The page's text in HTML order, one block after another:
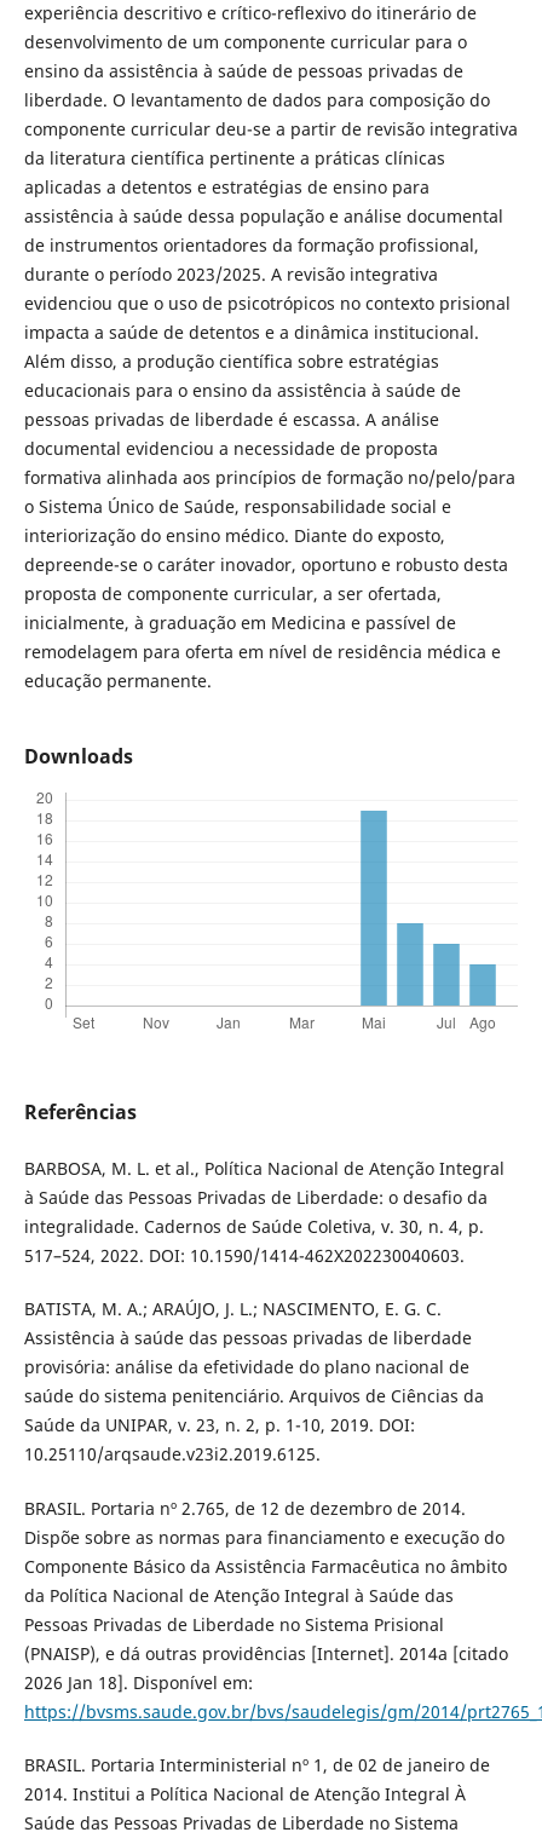
experiência descritivo e crítico-reflexivo do itinerário de
desenvolvimento de um componente curricular para o
ensino da assistência à saúde de pessoas privadas de
liberdade. O levantamento de dados para composição do
componente curricular deu-se a partir de revisão integrativa
da literatura científica pertinente a práticas clínicas
aplicadas a detentos e estratégias de ensino para
assistência à saúde dessa população e análise documental
de instrumentos orientadores da formação profissional,
durante o período 2023/2025. A revisão integrativa
evidenciou que o uso de psicotrópicos no contexto prisional
impacta a saúde de detentos e a dinâmica institucional.
Além disso, a produção científica sobre estratégias
educacionais para o ensino da assistência à saúde de
pessoas privadas de liberdade é escassa. A análise
documental evidenciou a necessidade de proposta
formativa alinhada aos princípios de formação no/pelo/para
o Sistema Único de Saúde, responsabilidade social e
interiorização do ensino médico. Diante do exposto,
depreende-se o caráter inovador, oportuno e robusto desta
proposta de componente curricular, a ser ofertada,
inicialmente, à graduação em Medicina e passível de
remodelagem para oferta em nível de residência médica e
educação permanente.
Downloads
Referências
BARBOSA, M. L. et al., Política Nacional de Atenção Integral
à Saúde das Pessoas Privadas de Liberdade: o desafio da
integralidade. Cadernos de Saúde Coletiva, v. 30, n. 4, p.
517–524, 2022. DOI: 10.1590/1414-462X202230040603.
BATISTA, M. A.; ARAÚJO, J. L.; NASCIMENTO, E. G. C.
Assistência à saúde das pessoas privadas de liberdade
provisória: análise da efetividade do plano nacional de
saúde do sistema penitenciário. Arquivos de Ciências da
Saúde da UNIPAR, v. 23, n. 2, p. 1-10, 2019. DOI:
10.25110/arqsaude.v23i2.2019.6125.
BRASIL. Portaria nº 2.765, de 12 de dezembro de 2014.
Dispõe sobre as normas para financiamento e execução do
Componente Básico da Assistência Farmacêutica no âmbito
da Política Nacional de Atenção Integral à Saúde das
Pessoas Privadas de Liberdade no Sistema Prisional
(PNAISP), e dá outras providências [Internet]. 2014a [citado
2026 Jan 18]. Disponível em:
https://bvsms.saude.gov.br/bvs/saudelegis/gm/2014/
BRASIL. Portaria Interministerial nº 1, de 02 de janeiro de
2014. Institui a Política Nacional de Atenção Integral À
Saúde das Pessoas Privadas de Liberdade no Sistema